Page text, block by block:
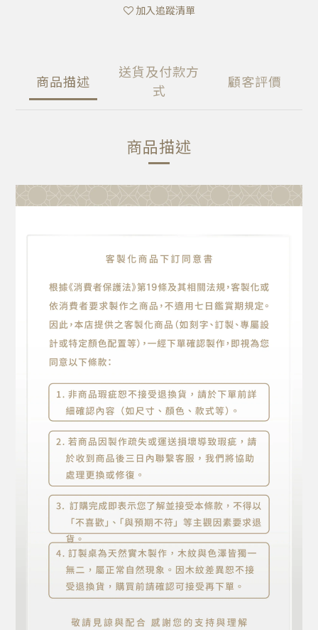
加入追蹤清單
商品描述
送貨及付款方
式
顧客評價
商品描述